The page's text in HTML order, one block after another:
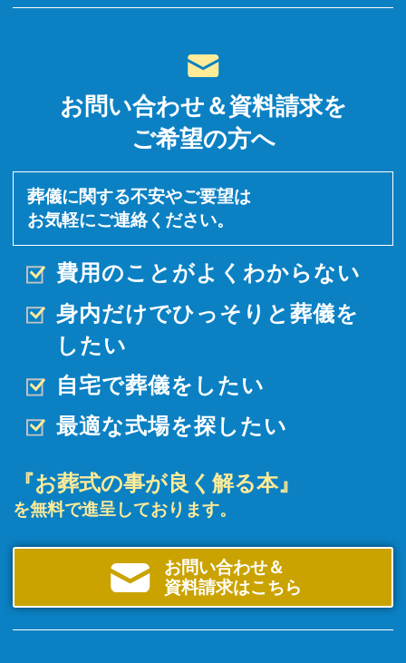
お問い合わせ＆資料請求を
ご希望の方へ
葬儀に関する不安やご要望は
お気軽にご連絡ください。
費用のことがよくわからない
身内だけでひっそりと 葬儀を
したい
自宅で葬儀をしたい
最適な式場を探したい
『お葬式の事が良く解る本』
を無料で進呈しております。
お問い合わせ＆
資料請求はこちら